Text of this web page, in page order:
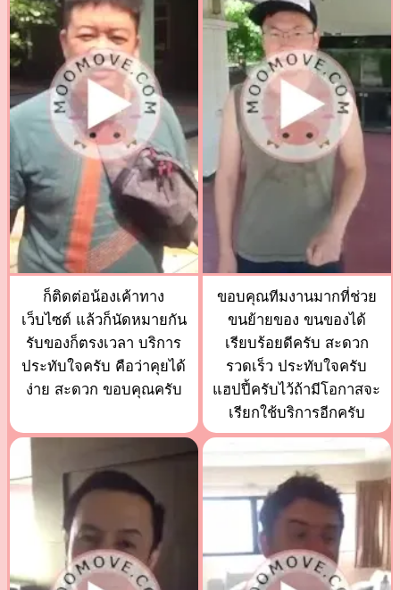
ก็ติดต่อน้องเค้าทาง
เว็บไซต์ แล้วก็นัดหมายกัน
รับของก็ตรงเวลา บริการ
ประทับใจครับ คือว่าคุยได้
ง่าย สะดวก ขอบคุณครับ
ขอบคุณทีมงานมากที่ช่วย
ขนย้ายของ ขนของได้
เรียบร้อยดีครับ สะดวก
รวดเร็ว ประทับใจครับ
แฮปปี้ครับไว้ถ้ามีโอกาสจะ
เรียกใช้บริการอีกครับ